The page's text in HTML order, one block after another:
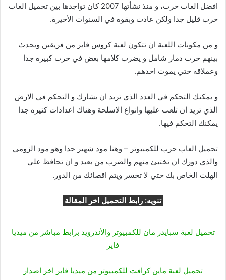
افضل العاب حرب، و منذ نشأتها 2007 كان تواجدها بين تحميل العاب
حرب قليل جدا ولكن عادت وبقوه في السنوات الأخيرة.
و من مكونات اللعبة ان تتكون لعبة كروس فاير من فريقين ويحدث
بينهم حرب دمار شامل و يضرب كلامها بعض في حرب كبيره جدا
وعملاقه حتي يموت احدهم.
و يمكنك التحكم في العدد الذي تريد ان يشارك و التحكم في الارض
الذي تريد ان تلعب عليها وانواع الاسلحة وهناك اعدادات كثيره جدا
يمكنك التحكم فيها.
تحميل العاب حرب للكمبيوتر – وهنا مود شهير جدا وهو مود الزومي
والذي دورك ان تختبئ منهم والضرب من بعيد و ان تحافظ علي
الهلث الخاص بك حتي لا تخسر ويتم اقصائك من الدور.
تنويه: رابط التحميل اخر المقالة
تحميل لعبة سبايدر مان للكمبيوتر والأندرويد برابط مباشر من ميديا
فاير
تحميل لعبة ماين كرافت للكمبيوتر من ميديا فاير اخر اصدار